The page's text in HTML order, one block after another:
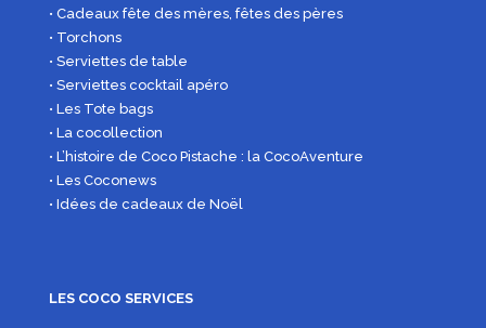
• Cadeaux fête des mères, fêtes des pères
• Torchons
• Serviettes de table
• Serviettes cocktail apéro
• Les Tote bags
• La cocollection
• L’histoire de Coco Pistache : la CocoAventure
• Les Coconews
• Idées de cadeaux de Noël
LES COCO SERVICES